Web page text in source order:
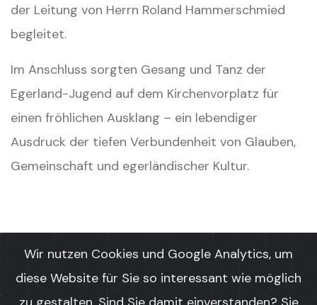
der Leitung von Herrn Roland Hammerschmied
begleitet.
Im Anschluss sorgten Gesang und Tanz der
Egerland-Jugend auf dem Kirchenvorplatz für
einen fröhlichen Ausklang – ein lebendiger
Ausdruck der tiefen Verbundenheit von Glauben,
Gemeinschaft und egerländischer Kultur.
Wir nutzen Cookies und Google Analytics, um
diese Website für Sie so interessant wie möglich